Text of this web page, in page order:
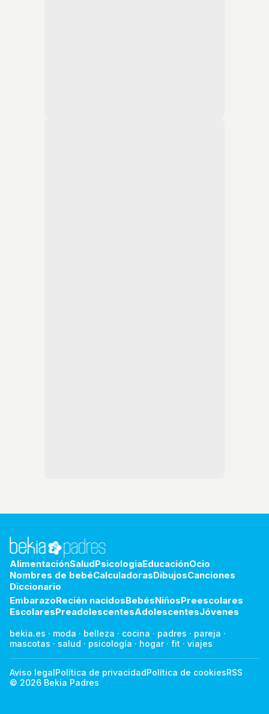
AlimentaciónSaludPsicologiaEducaciónOcio
Nombres de bebéCalculadorasDibujosCanciones
Diccionario
EmbarazoRecién nacidosBebésNiñosPreescolares
EscolaresPreadolescentesAdolescentesJóvenes
bekia.es · moda · belleza · cocina · padres · pareja ·
mascotas · salud · psicología · hogar· fit · viajes
Aviso legalPolítica de privacidadPolítica de cookiesRSS
© 2026 Bekia Padres